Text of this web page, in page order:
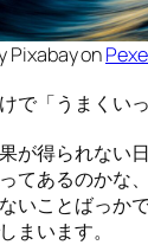
Pixabay on
で「うまくいっ
が得られない
てあるのかな、
いことばっか
まいます。